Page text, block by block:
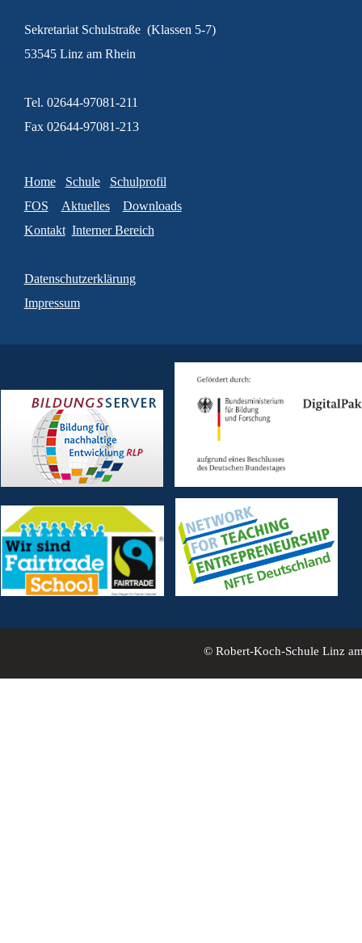
Sekretariat Schulstraße (Klassen 5-7)
53545 Linz am Rhein
Tel. 02644-97081-211
Fax 02644-97081-213
Home Schule
Schulprofil
FOS
Aktuelles
Downloads
Kontakt Interner Bereich
Datenschutzerklärung
Impressum
© Robert-Koch-Schule Linz